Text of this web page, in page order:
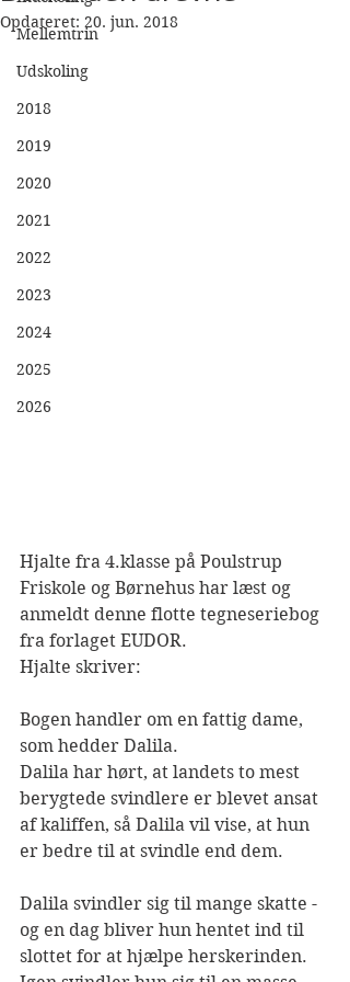
Mellemtrin
Udskoling
2018
2019
2020
2021
2022
2023
2024
2025
2026
Opdateret: 20. jun. 2018
Hjalte fra 4.klasse på Poulstrup
Friskole og Børnehus har læst og
anmeldt denne flotte tegneseriebog
fra forlaget EUDOR.
Hjalte skriver:
Bogen handler om en fattig dame,
som hedder Dalila.
Dalila har hørt, at landets to mest
berygtede svindlere er blevet ansat
af kaliffen, så Dalila vil vise, at hun
er bedre til at svindle end dem.
Dalila svindler sig til mange skatte -
og en dag bliver hun hentet ind til
slottet for at hjælpe herskerinden.